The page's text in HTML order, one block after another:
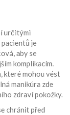
určitými
je
aby se
komplikacím.
které mohou vést
manikúra zde
zdraví pokožky.
chránit před